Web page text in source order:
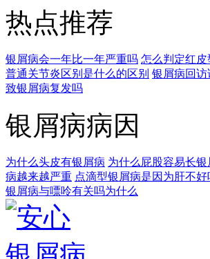
热点推荐
银屑病会一年比一年严重吗 怎么判定红
普通关节炎区别是什么的区别 银屑病回访
致银屑病复发吗
银屑病病因
为什么头皮有银屑病 为什么屁股容易长银
病越来越严重 点滴型银屑病是因为肝不好
银屑病与嘌呤有关吗为什么